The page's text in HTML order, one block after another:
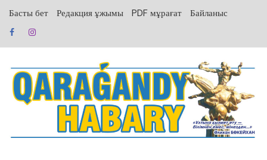
содержанию
Басты бет Редакция ұжымы PDF мұрағат Байланыс